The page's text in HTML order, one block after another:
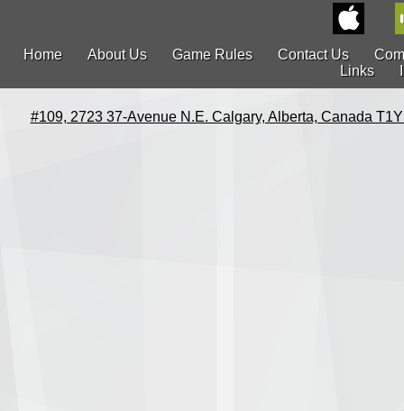
Home About Us Game Rules Contact Us
Links
#109, 2723 37-Avenue N.E. Calgary, Alberta, Canada